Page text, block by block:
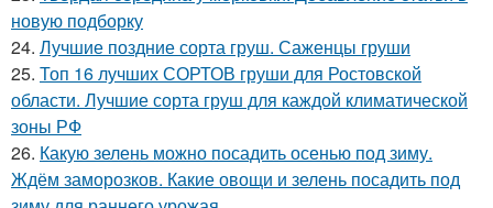
новую подборку
24. Лучшие поздние сорта груш. Саженцы груши
25. Топ 16 лучших СОРТОВ груши для Ростовской
области. Лучшие сорта груш для каждой климатической
зоны РФ
26. Какую зелень можно посадить осенью под зиму.
Ждём заморозков. Какие овощи и зелень посадить под